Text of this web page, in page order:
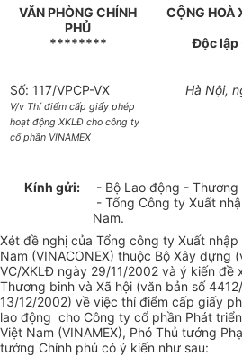
VĂN PHÒNG CHÍNH
PHỦ
********
CỘNG HOÀ
Độc lập
Số: 117/VPCP-VX
V/v Thí điểm cấp giấy phép
hoạt động XKLĐ cho công ty
cổ phần VINAMEX
Hà Nội,
Kính gửi:
- Bộ Lao động - Thương
- Tổng Công ty Xuất
Nam.
Xét đề nghị của Tổng công ty Xuất
Nam (VINACONEX) thuộc Bộ Xây dựng
VC/XKLĐ ngày 29/11/2002 và ý kiến đề
Thương binh và Xã hội (văn bản số
13/12/2002) về việc thí điểm cấp giấy
lao động cho Công ty cổ phần Phát
Việt Nam (VINAMEX), Phó Thủ tướng
tướng Chính phủ có ý kiến như sau: